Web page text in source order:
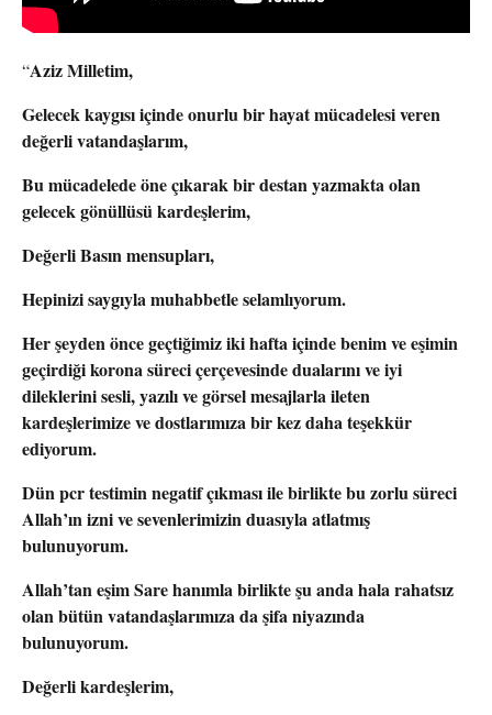
“Aziz Milletim,
Gelecek kaygısı içinde onurlu bir hayat mücadelesi veren
değerli vatandaşlarım,
Bu mücadelede öne çıkarak bir destan yazmakta olan
gelecek gönüllüsü kardeşlerim,
Değerli Basın mensupları,
Hepinizi saygıyla muhabbetle selamlıyorum.
Her şeyden önce geçtiğimiz iki hafta içinde benim ve eşimin
geçirdiği korona süreci çerçevesinde dualarını ve iyi
dileklerini sesli, yazılı ve görsel mesajlarla ileten
kardeşlerimize ve dostlarımıza bir kez daha teşekkür
ediyorum.
Dün pcr testimin negatif çıkması ile birlikte bu zorlu süreci
Allah’ın izni ve sevenlerimizin duasıyla atlatmış
bulunuyorum.
Allah’tan eşim Sare hanımla birlikte şu anda hala rahatsız
olan bütün vatandaşlarımıza da şifa niyazında
bulunuyorum.
Değerli kardeşlerim,